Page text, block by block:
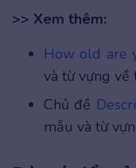
>> Xem thêm:
How old are
và từ vựng về
Chủ đề
mẫu và từ